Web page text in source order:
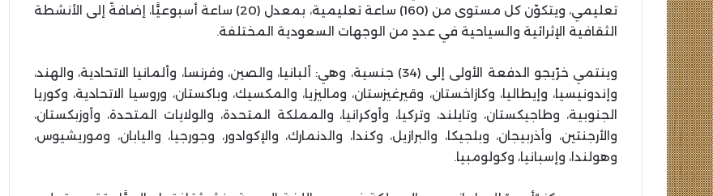
تعليمي، ويتكوّن كل مستوى من (160) ساعة تعليمية، بمعدل (20) ساعة أسبوعيًّا، إضافةً إلى الأنشطة
الثقافية الإثرائية والسياحية في عددٍ من الوجهات السعودية المختلفة.
وينتمي خرّيجو الدفعة الأولى إلى (34) جنسية، وهي: ألبانيا، والصين، وفرنسا، وألمانيا الاتحادية، والهند،
وإندونيسيا، وإيطاليا، وكازاخستان، وقيرغيزستان، وماليزيا، والمكسيك، وباكستان، وروسيا الاتحادية، وكوريا
الجنوبية، وطاجيكستان، وتايلند، وتركيا، وأوكرانيا، والمملكة المتحدة، والولايات المتحدة، وأوزبكستان،
والأرجنتين، وأذربيجان، وبلجيكا، والبرازيل، وكندا، والدنمارك، والإكوادور، وجورجيا، واليابان، وموريشيوس،
وهولندا، وإسبانيا، وكولومبيا.